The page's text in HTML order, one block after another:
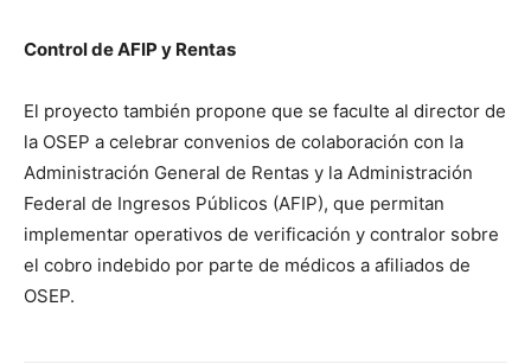
Control de AFIP y Rentas
El proyecto también propone que se faculte al director de
la OSEP a celebrar convenios de colaboración con la
Administración General de Rentas y la Administración
Federal de Ingresos Públicos (AFIP), que permitan
implementar operativos de verificación y contralor sobre
el cobro indebido por parte de médicos a afiliados de
OSEP.